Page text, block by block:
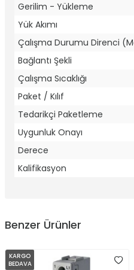
Gerilim - Yükleme
Yük Akımı
Çalışma Durumu Direnci
Bağlantı Şekli
Çalışma Sıcaklığı
Paket / Kılıf
Tedarikçi Paketleme
Uygunluk Onayı
Derece
Kalifikasyon
Benzer Ürünler
KARGO
BEDAVA